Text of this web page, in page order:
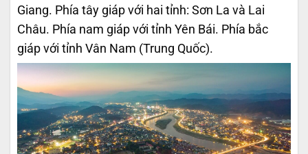
Giang. Phía tây giáp với hai tỉnh: Sơn La và Lai
Châu. Phía nam giáp với tỉnh Yên Bái. Phía bắc
giáp với tỉnh Vân Nam (Trung Quốc).